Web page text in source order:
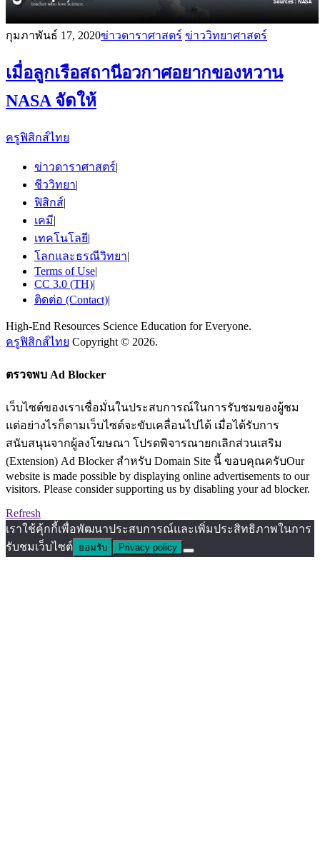
กุมภาพันธ์ 17, 2020ข่าวดาราศาสตร์ ข่าววิทยาศาสตร์
เมื่อลูกเรือสถานีอวกาศอยากของหวาน
NASA จัดให้
ครูฟิสิกส์ไทย
ข่าวดาราศาสตร์|
ชีววิทยา|
ฟิสิกส์|
เคมี|
เทคโนโลยี|
โลกและธรณีวิทยา|
Terms of Use|
CC 3.0 (TH)|
ติดต่อ (Contact)|
High-End Resources Science Education for Everyone.
ครูฟิสิกส์ไทย Copyright © 2026.
ตรวจพบ Ad Blocker
เว็บไซต์ของเราเชื่อมั่นในประสบการณ์ในการรับชมของผู้ชม
แต่อย่างไรก็ตามเว็บไซต์จะขับเคลื่อนไปได้ เมื่อได้รับการ
สนับสนุนจากผู้ลงโฆษณา โปรดพิจารณายกเลิกส่วนเสริม
(Extension) Ad Blocker สำหรับ Domain Site นี้ ขอบคุณครับOur
website is made possible by displaying online advertisements to our
visitors. Please consider supporting us by disabling your ad blocker.
Refresh
เราใช้คุ้กกี้เพื่อพัฒนาประสบการณ์และเพิ่มประสิทธิภาพในการ
รับชมเว็บไซต์ ยอมรับ Privacy policy